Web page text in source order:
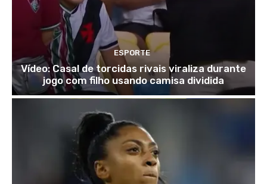
ESPORTE
Vídeo: Casal de torcidas rivais viraliza durante
jogo com filho usando camisa dividida